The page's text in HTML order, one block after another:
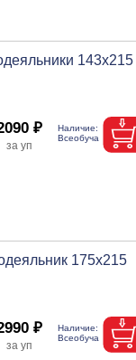
143х215
₽
175х215
₽